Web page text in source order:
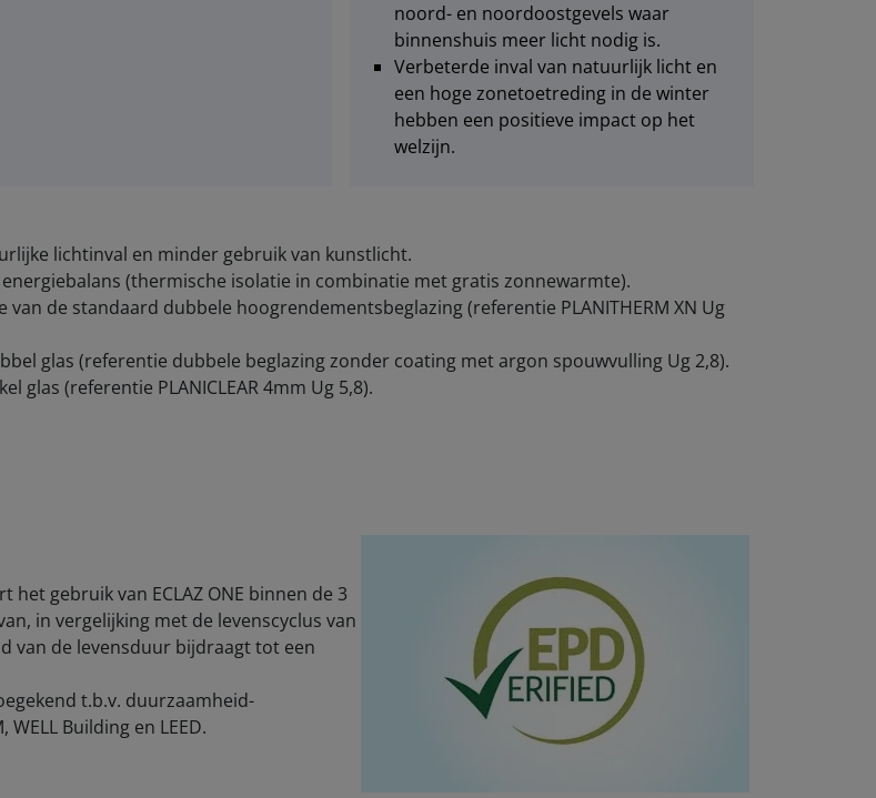
noord- en noordoostgevels waar
binnenshuis meer licht nodig is.
Verbeterde inval van natuurlijk licht en
een hoge zonetoetreding in de winter
hebben een positieve impact op het
welzijn.
lichtinval en minder gebruik van kunstlicht.
(thermische isolatie in combinatie met gratis zonnewarmte).
van de standaard dubbele hoogrendementsbeglazing (referentie PLANITHERM XN Ug
glas (referentie dubbele beglazing zonder coating met argon spouwvulling Ug 2,8).
glas (referentie PLANICLEAR 4mm Ug 5,8).
gebruik van ECLAZ ONE binnen de 3
in vergelijking met de levenscyclus van
van de levensduur bijdraagt tot een
t.b.v. duurzaamheid-
Building en LEED.